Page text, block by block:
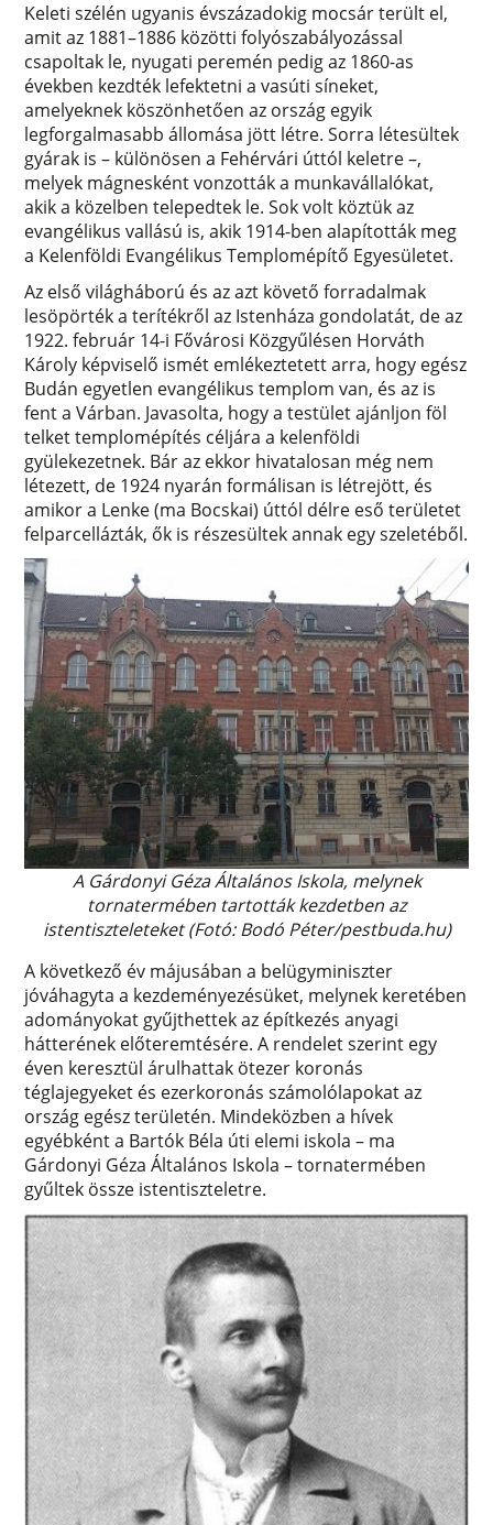
Keleti szélén ugyanis évszázadokig mocsár terült el,
amit az 1881–1886 közötti folyószabályozással
csapoltak le, nyugati peremén pedig az 1860-as
években kezdték lefektetni a vasúti síneket,
amelyeknek köszönhetően az ország egyik
legforgalmasabb állomása jött létre. Sorra létesültek
gyárak is – különösen a Fehérvári úttól keletre –,
melyek mágnesként vonzották a munkavállalókat,
akik a közelben telepedtek le. Sok volt köztük az
evangélikus vallású is, akik 1914-ben alapították meg
a Kelenföldi Evangélikus Templomépítő Egyesületet.
Az első világháború és az azt követő forradalmak
lesöpörték a terítékről az Istenháza gondolatát, de az
1922. február 14-i Fővárosi Közgyűlésen Horváth
Károly képviselő ismét emlékeztetett arra, hogy egész
Budán egyetlen evangélikus templom van, és az is
fent a Várban. Javasolta, hogy a testület ajánljon föl
telket templomépítés céljára a kelenföldi
gyülekezetnek. Bár az ekkor hivatalosan még nem
létezett, de 1924 nyarán formálisan is létrejött, és
amikor a Lenke (ma Bocskai) úttól délre eső területet
felparcellázták, ők is részesültek annak egy szeletéből.
A Gárdonyi Géza Általános Iskola, melynek
tornatermében tartották kezdetben az
istentiszteleteket (Fotó: Bodó Péter/pestbuda.hu)
A következő év májusában a belügyminiszter
jóváhagyta a kezdeményezésüket, melynek keretében
adományokat gyűjthettek az építkezés anyagi
hátterének előteremtésére. A rendelet szerint egy
éven keresztül árulhattak ötezer koronás
téglajegyeket és ezerkoronás számolólapokat az
ország egész területén. Mindeközben a hívek
egyébként a Bartók Béla úti elemi iskola – ma
Gárdonyi Géza Általános Iskola – tornatermében
gyűltek össze istentiszteletre.